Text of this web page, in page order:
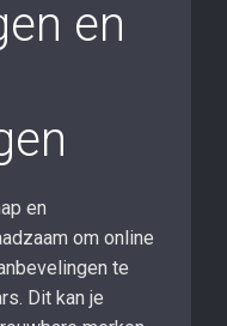
en
en
om online
te
Dit kan je